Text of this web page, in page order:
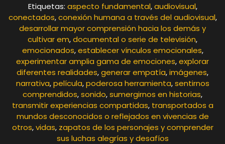
Etiquetas: aspecto fundamental,audiovisual,
conectados,conexión humana a través del audiovisual,
desarrollar mayor comprensión hacia los demás y
cultivar em,documental o serie de televisión,
emocionados,establecer vínculos emocionales,
experimentar amplia gama de emociones,explorar
diferentes realidades,generar empatía,imágenes,
narrativa,película,poderosa herramienta,sentirnos
comprendidos,sonido,sumergirnos en historias,
transmitir experiencias compartidas, transportados a
mundos desconocidos o reflejados en vivencias de
otros,vidas, zapatos de los personajes y comprender
sus luchas alegrías y desafíos